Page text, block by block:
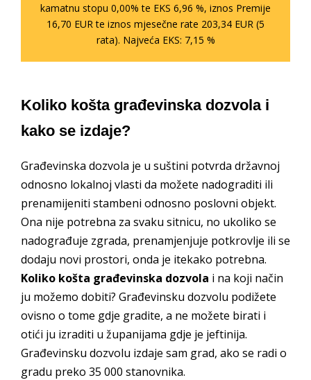
kamatnu stopu 0,00% te EKS 6,96 %, iznos Premije
16,70 EUR te iznos mjesečne rate 203,34 EUR (5
rata). Najveća EKS: 7,15 %
Koliko košta građevinska dozvola i
kako se izdaje?
Građevinska dozvola je u suštini potvrda državnoj
odnosno lokalnoj vlasti da možete nadograditi ili
prenamijeniti stambeni odnosno poslovni objekt.
Ona nije potrebna za svaku sitnicu, no ukoliko se
nadograđuje zgrada, prenamjenjuje potkrovlje ili se
dodaju novi prostori, onda je itekako potrebna.
Koliko košta građevinska dozvola i na koji način
ju možemo dobiti? Građevinsku dozvolu podižete
ovisno o tome gdje gradite, a ne možete birati i
otići ju izraditi u županijama gdje je jeftinija.
Građevinsku dozvolu izdaje sam grad, ako se radi o
gradu preko 35 000 stanovnika.